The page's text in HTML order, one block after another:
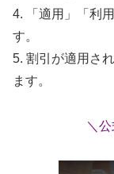
4. 「適用」「利
す。
5. 割引が適用さ
ます。
＼